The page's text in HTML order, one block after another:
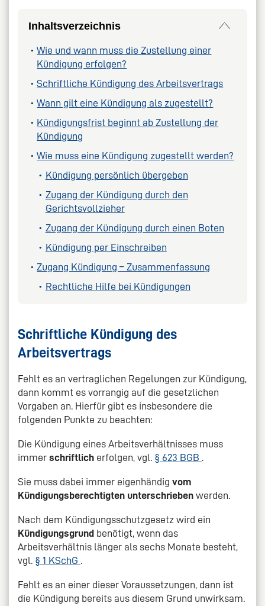
Inhaltsverzeichnis
Wie und wann muss die Zustellung einer
Kündigung erfolgen?
Schriftliche Kündigung des Arbeitsvertrags
Wann gilt eine Kündigung als zugestellt?
Kündigungsfrist beginnt ab Zustellung der
Kündigung
Wie muss eine Kündigung zugestellt werden?
Kündigung persönlich übergeben
Zugang der Kündigung durch den
Gerichtsvollzieher
Zugang der Kündigung durch einen Boten
Kündigung per Einschreiben
Zugang Kündigung – Zusammenfassung
Rechtliche Hilfe bei Kündigungen
Schriftliche Kündigung des
Arbeitsvertrags
Fehlt es an vertraglichen Regelungen zur Kündigung,
dann kommt es vorrangig auf die gesetzlichen
Vorgaben an. Hierfür gibt es insbesondere die
folgenden Punkte zu beachten:
Die Kündigung eines Arbeitsverhältnisses muss
immer schriftlich erfolgen, vgl. § 623 BGB .
Sie muss dabei immer eigenhändig vom
Kündigungsberechtigten unterschrieben werden.
Nach dem Kündigungsschutzgesetz wird ein
Kündigungsgrund benötigt, wenn das
Arbeitsverhältnis länger als sechs Monate besteht,
vgl. § 1 KSchG .
Fehlt es an einer dieser Voraussetzungen, dann ist
die Kündigung bereits aus diesem Grund unwirksam.